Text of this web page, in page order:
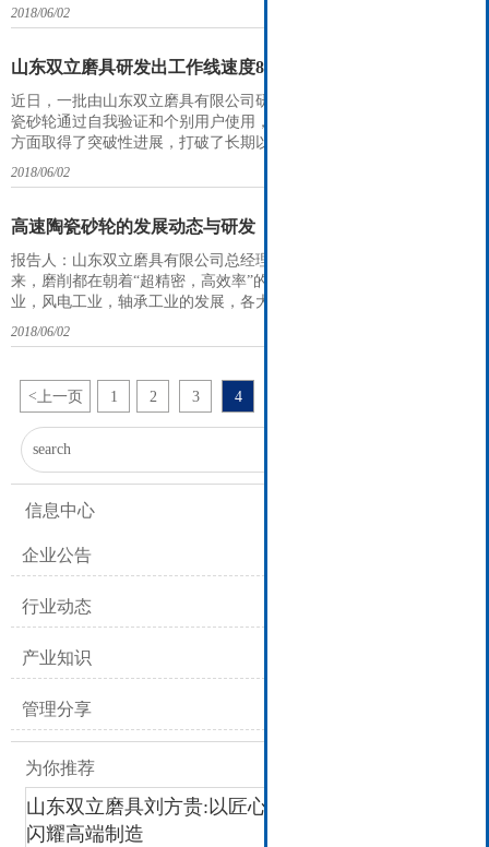
利莱、诺顿等进口品牌为主，国内生产厂家所生产的陶瓷砂轮最大工
2018/06/02
山东双立磨具研发出工作线速度80-100m/s陶瓷砂轮
近日，一批由山东双立磨具有限公司研发的工作线速度可达80m/s的陶
瓷砂轮通过自我验证和个别用户使用，这标志着我国在陶瓷砂轮制造
方面取得了突破性进展，打破了长期以来国内高速陶瓷砂轮被国外品
利莱、诺顿等进口品牌为主，国内生产厂家所生产的陶瓷砂轮最大工
2018/06/02
高速陶瓷砂轮的发展动态与研发
报告人：山东双立磨具有限公司总经理 刘方贵 一、概要：一直以
来，磨削都在朝着“超精密，高效率”的方向发展。随着中国汽车工
业，风电工业，轴承工业的发展，各大厂商对磨削效率、精度以及加
不断攀升，目前在一些汽车蜗杆齿轮，内圆磨削等等领域，63m/s的磨
也暂露头角，高速磨
2018/06/02
< 上一页 1 2 3 4
信息中心
企业公告
行业动态
产业知识
管理分享
为你推荐
山东双立磨具刘方贵:以匠心破垄断,让“中国磨刃”
闪耀高端制造